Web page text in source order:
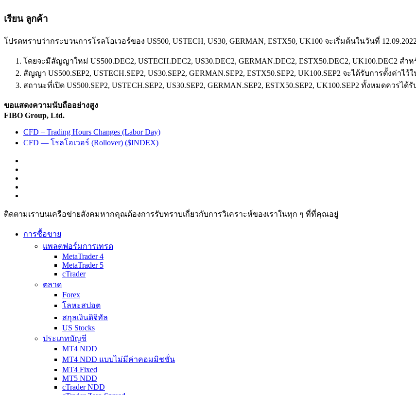
เรียน ลูกค้า
โปรดทราบว่ากระบวนการโรลโอเวอร์ของ US500, USTECH, US30, GERMAN, ESTX50, UK100 จะเริ่มต้นในวันที่
โดยจะมีสัญญาใหม่ US500.DEC2, USTECH.DEC2, US30.DEC2, GERMAN.DEC2, ESTX50.DEC2, UK100.DEC2 สำ
สัญญา US500.SEP2, USTECH.SEP2, US30.SEP2, GERMAN.SEP2, ESTX50.SEP2, UK100.SEP2 จะได้รับการตั้งค่าไ
สถานะที่เปิด US500.SEP2, USTECH.SEP2, US30.SEP2, GERMAN.SEP2, ESTX50.SEP2, UK100.SEP2 ทั้งหมดคว
ขอแสดงความนับถืออย่างสูง
FIBO Group, Ltd.
CFD – Trading Hours Changes (Labor Day)
CFD — โรลโอเวอร์ (Rollover) ($INDEX)
ติดตามเราบนเครือข่ายสังคมหากคุณต้องการรับทราบเกี่ยวกับการวิเ­คราะห์ของเราในทุก ๆ ที่ที่คุณอยู่
การซื้อขาย
แพลตฟอร์มการเทรด
MetaTrader 4
MetaTrader 5
cTrader
ตลาด
Forex
โลหะสปอต
สกุลเงินดิจิทัล
US Stocks
ประเภทบัญชี
MT4 NDD
MT4 NDD แบบไม่มีค่าคอมมิชชั่น
MT4 Fixed
MT5 NDD
cTrader NDD